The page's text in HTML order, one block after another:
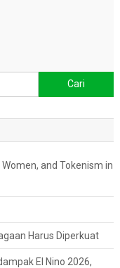
untuk:
and Tokenism in
Harus Diperkuat
El Nino 2026,